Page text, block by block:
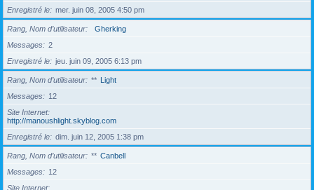
Enregistré le
mer. juin 08, 2005 4:50 pm
Rang, Nom d’utilisateur
Gherking
Messages
2
Enregistré le
jeu. juin 09, 2005 6:13 pm
Rang, Nom d’utilisateur ** Light
Messages
12
Site Internet
http://manoushlight.skyblog.com
Enregistré le
dim. juin 12, 2005 1:38 pm
Rang, Nom d’utilisateur ** Canbell
Messages
12
Site Internet